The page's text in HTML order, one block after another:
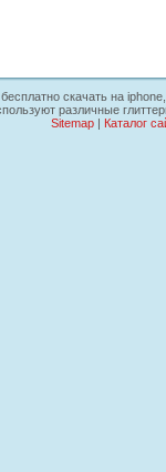
скачать на
различные
Sitemap| Каталог